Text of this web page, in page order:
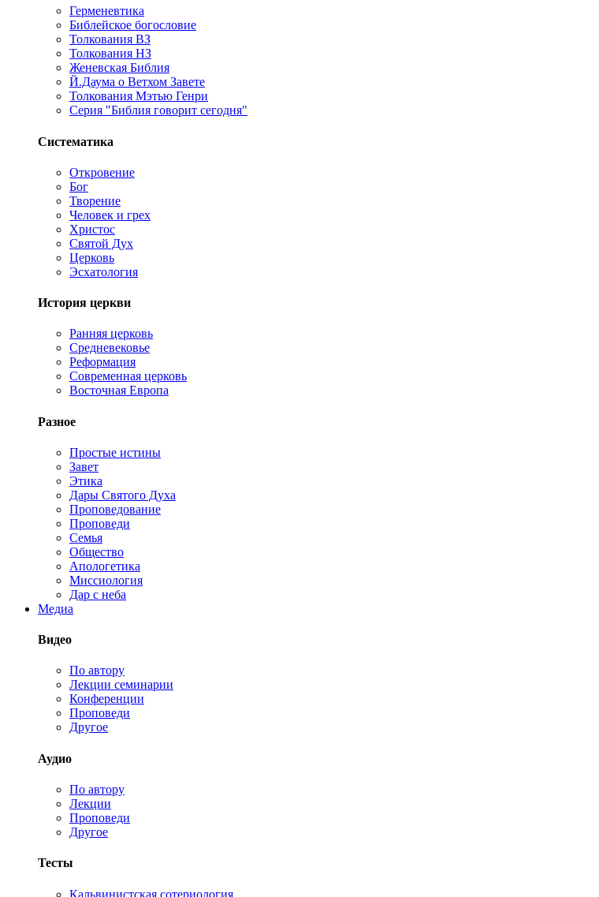
Герменевтика
Библейское богословие
Толкования ВЗ
Толкования НЗ
Женевская Библия
Й.Даума о Ветхом Завете
Толкования Мэтью Генри
Серия "Библия говорит сегодня"
Систематика
Откровение
Бог
Творение
Человек и грех
Христос
Святой Дух
Церковь
Эсхатология
История церкви
Ранняя церковь
Средневековье
Реформация
Современная церковь
Восточная Европа
Разное
Простые истины
Завет
Этика
Дары Святого Духа
Проповедование
Проповеди
Семья
Общество
Апологетика
Миссиология
Дар с неба
Медиа
Видео
По автору
Лекции семинарии
Конференции
Проповеди
Другое
Аудио
По автору
Лекции
Проповеди
Другое
Тесты
Кальвинистская сотериология